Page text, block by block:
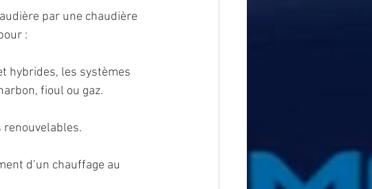
par une chaudière
:
hybrides, les systèmes
fioul ou gaz.
renouvelables.
d’un chauffage au